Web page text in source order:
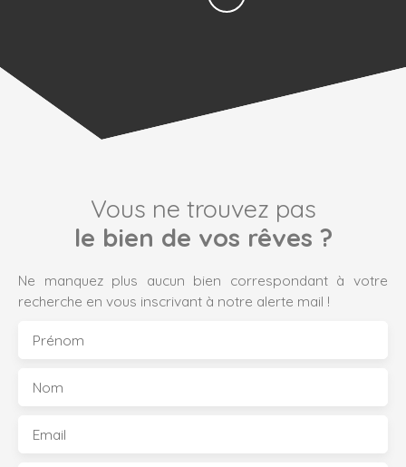
Vous ne trouvez pas
le bien de vos rêves ?
Ne manquez plus aucun bien correspondant à votre
recherche en vous inscrivant à notre alerte mail !
Prénom
Nom
Email